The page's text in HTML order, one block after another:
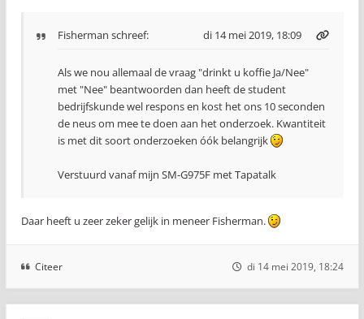
Fisherman schreef: di 14 mei 2019, 18:09
Als we nou allemaal de vraag "drinkt u koffie Ja/Nee"
met "Nee" beantwoorden dan heeft de student
bedrijfskunde wel respons en kost het ons 10 seconden
de neus om mee te doen aan het onderzoek. Kwantiteit
is met dit soort onderzoeken óók belangrijk
Verstuurd vanaf mijn SM-G975F met Tapatalk
Daar heeft u zeer zeker gelijk in meneer Fisherman.
Citeer di 14 mei 2019, 18:24